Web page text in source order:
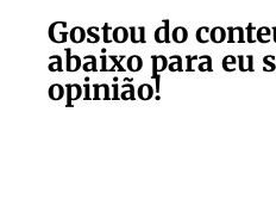
Gostou do
abaixo para eu
opinião!